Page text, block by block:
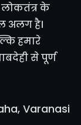
लोकतंत्र के
अलग है।
हमारे
से पूर्ण
Varanasi